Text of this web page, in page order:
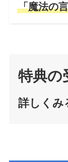
「魔法の
特典の
詳しくみ